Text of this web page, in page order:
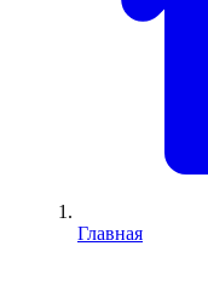
Главная